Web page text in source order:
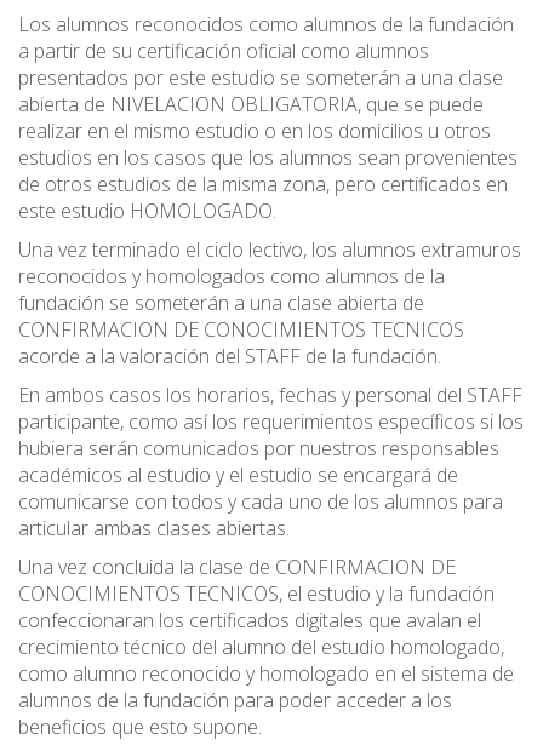
Los alumnos reconocidos como alumnos de la fundación
a partir de su certificación oficial como alumnos
presentados por este estudio se someterán a una clase
abierta de NIVELACION OBLIGATORIA, que se puede
realizar en el mismo estudio o en los domicilios u otros
estudios en los casos que los alumnos sean provenientes
de otros estudios de la misma zona, pero certificados en
este estudio HOMOLOGADO.
Una vez terminado el ciclo lectivo, los alumnos extramuros
reconocidos y homologados como alumnos de la
fundación se someterán a una clase abierta de
CONFIRMACION DE CONOCIMIENTOS TECNICOS
acorde a la valoración del STAFF de la fundación.
En ambos casos los horarios, fechas y personal del STAFF
participante, como así los requerimientos específicos si los
hubiera serán comunicados por nuestros responsables
académicos al estudio y el estudio se encargará de
comunicarse con todos y cada uno de los alumnos para
articular ambas clases abiertas.
Una vez concluida la clase de CONFIRMACION DE
CONOCIMIENTOS TECNICOS, el estudio y la fundación
confeccionaran los certificados digitales que avalan el
crecimiento técnico del alumno del estudio homologado,
como alumno reconocido y homologado en el sistema de
alumnos de la fundación para poder acceder a los
beneficios que esto supone.